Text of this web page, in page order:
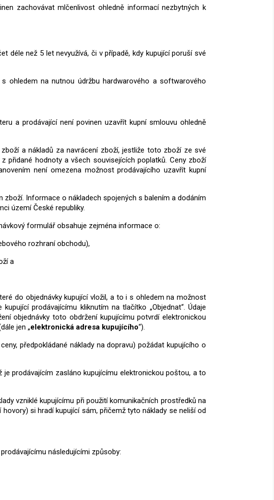
zachovávat mlčenlivost ohledně informací nezbytných k
déle než 5 let nevyužívá, či v případě, kdy kupující poruší své
ohledem na nutnou údržbu hardwarového a softwarového
a prodávající není povinen uzavřít kupní smlouvu ohledně
a nákladů za navrácení zboží, jestliže toto zboží ze své
přidané hodnoty a všech souvisejících poplatků. Ceny zboží
není omezena možnost prodávajícího uzavřít kupní
zboží. Informace o nákladech spojených s balením a dodáním
území České republiky.
formulář obsahuje zejména informace o:
rozhraní obchodu),
a
do objednávky kupující vložil, a to i s ohledem na možnost
kupující prodávajícímu kliknutím na tlačítko „Objednat“. Údaje
objednávky toto obdržení kupujícímu potvrdíelektronickou
jen „elektronická adresa kupujícího“).
předpokládané náklady na dopravu) požádat kupujícího o
je prodávajícím zasláno kupujícímu elektronickou poštou, a to
vzniklé kupujícímu při použití komunikačních prostředků na
si hradí kupující sám, přičemž tyto náklady se neliší od
následujícími způsoby: